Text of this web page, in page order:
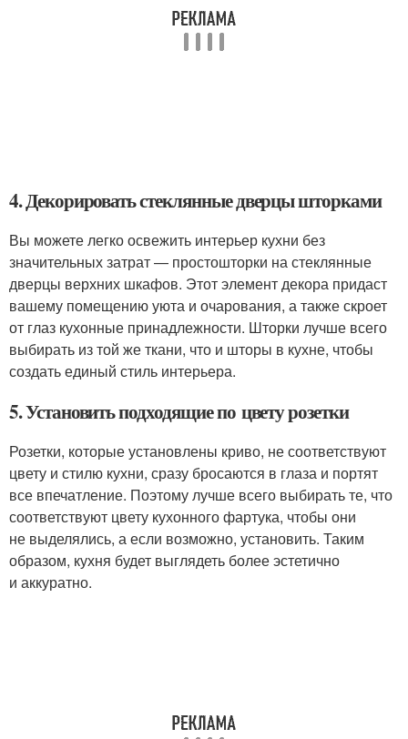
4. Декорировать стеклянные дверцы шторками
Вы можете легко освежить интерьер кухни без
значительных затрат — простошторки на стеклянные
дверцы верхних шкафов. Этот элемент декора придаст
вашему помещению уюта и очарования, а также скроет
от глаз кухонные принадлежности. Шторки лучше всего
выбирать из той же ткани, что и шторы в кухне, чтобы
создать единый стиль интерьера.
5. Установить подходящие по цвету розетки
Розетки, которые установлены криво, не соответствуют
цвету и стилю кухни, сразу бросаются в глаза и портят
все впечатление. Поэтому лучше всего выбирать те, что
соответствуют цвету кухонного фартука, чтобы они
не выделялись, а если возможно, установить. Таким
образом, кухня будет выглядеть более эстетично
и аккуратно.